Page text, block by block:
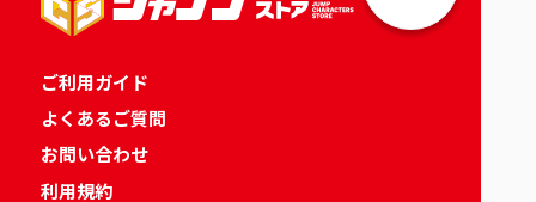
ご利用ガイド
よくあるご質問
お問い合わせ
利用規約